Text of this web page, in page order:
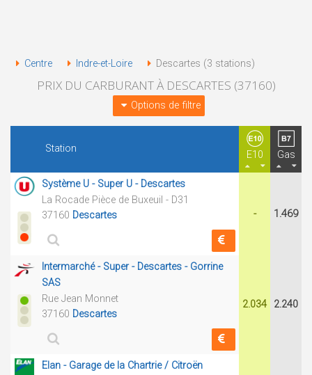
Centre Indre-et-Loire Descartes (3 stations)
PRIX DU CARBURANT À DESCARTES (37160)
Options de filtre
Station
E10 Gas
Système U - Super U - Descartes
La Rocade Pièce de Buxeuil - D31
37160 Descartes - 1.469
Intermarché - Super - Descartes - Gorrine
SAS
Rue Jean Monnet
37160 Descartes
2.034 2.240
Elan - Garage de la Chartrie / Citroën